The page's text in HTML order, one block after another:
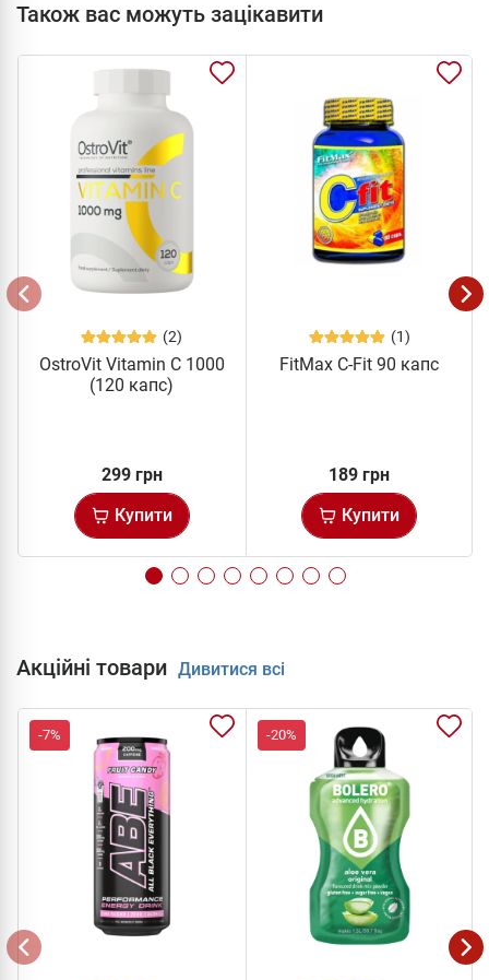
Також вас можуть зацікавити
(2)
OstroVit Vitamin C 1000
(120 капс)
299 грн
Купити
(1)
FitMax C-Fit 90 капс
189 грн
Купити
Акційні товари Дивитися всі
-7% -20%